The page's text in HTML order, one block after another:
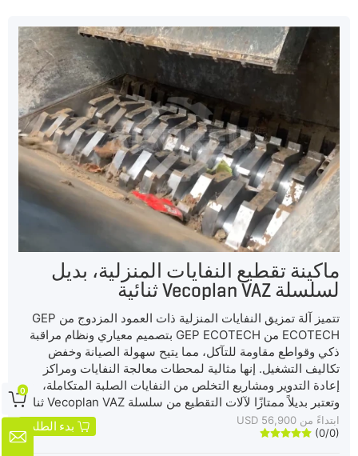
ماكينة تقطيع النفايات المنزلية، بديل
لسلسلة Vecoplan VAZ ثنائية
تتميز آلة تمزيق النفايات المنزلية ذات العمود المزدوج من GEP
ECOTECH من GEP ECOTECH بتصميم معياري ونظام مراقبة
ذكي وقواطع مقاومة للتآكل، مما يتيح سهولة الصيانة وخفض
تكاليف التشغيل. إنها مثالية لمحطات معالجة النفايات ومراكز
إعادة التدوير ومشاريع التخلص من النفايات الصلبة المتكاملة،
وتعتبر بديلاً ممتازًا لآلات التقطيع من سلسلة Vecoplan VAZ ثنائية
العمود. وبفضل تصميمها منخفض السرعة وعزم الدوران العالي،
تضمن الماكينة التشغيل المستقر وأداء التقطيع القوي.
ابتداءً من USD 56,900
 (0/0) بدء الطلب

0
